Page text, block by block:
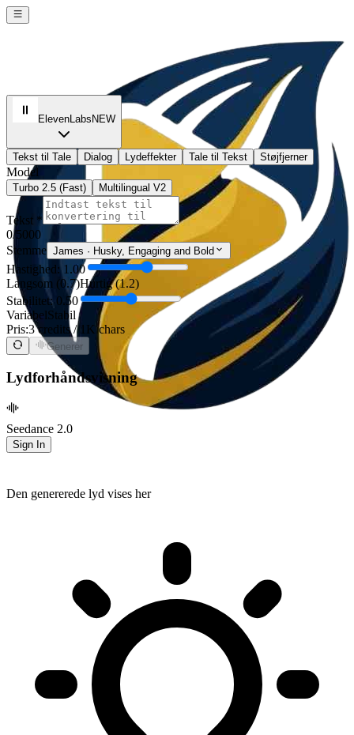
Seedance 2.0
Sign In
ElevenLabs NEW
Tekst til Tale Dialog Lydeffekter Tale til Tekst Støjfjerner
Model
Turbo 2.5 (Fast) Multilingual V2
Tekst *
0/5000
Stemme James · Husky, Engaging and Bold
Hastighed: 1.00
Langsom (0.7)Hurtig (1.2)
Stabilitet: 0.50
VariabelStabil
Pris:3 credits / 1K chars
Generer
Lydforhåndsvisning
Den genererede lyd vises her